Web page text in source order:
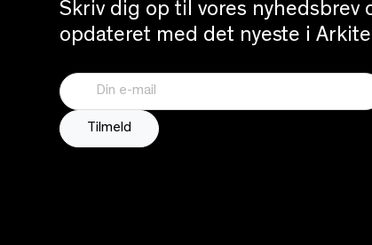
Skriv dig op til vores nyhedsbrev
opdateret med det nyeste i